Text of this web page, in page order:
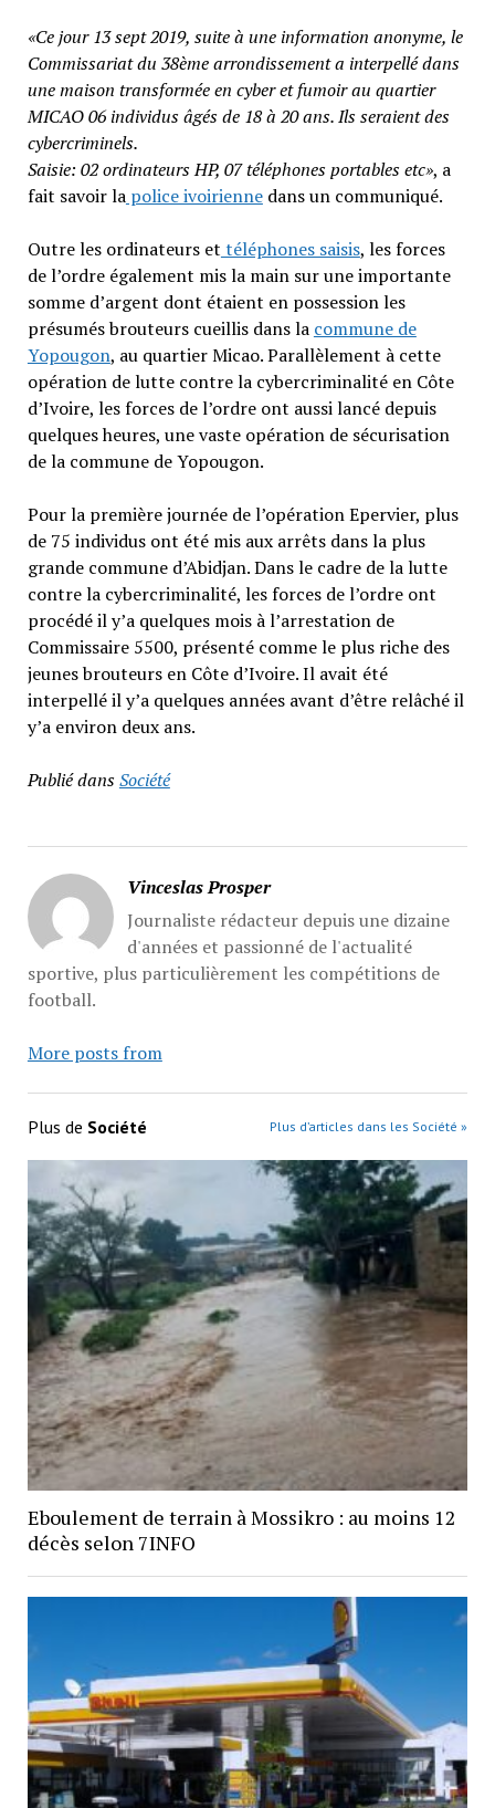
«Ce jour 13 sept 2019, suite à une information anonyme, le
Commissariat du 38ème arrondissement a interpellé dans
une maison transformée en cyber et fumoir au quartier
MICAO 06 individus âgés de 18 à 20 ans. Ils seraient des
cybercriminels.
Saisie: 02 ordinateurs HP, 07 téléphones portables etc», a
fait savoir lapolice ivoiriennedans un communiqué.
Outre les ordinateurs et téléphones saisis, les forces
de l’ordre également mis la main sur une importante
somme d’argent dont étaient en possession les
présumés brouteurs cueillis dans la commune de
Yopougon, au quartier Micao. Parallèlement à cette
opération de lutte contre la cybercriminalité en Côte
d’Ivoire, les forces de l’ordre ont aussi lancé depuis
quelques heures, une vaste opération de sécurisation
de la commune de Yopougon.
Pour la première journée de l’opération Epervier, plus
de 75 individus ont été mis aux arrêts dans la plus
grande commune d’Abidjan. Dans le cadre de la lutte
contre la cybercriminalité, les forces de l’ordre ont
procédé il y’a quelques mois à l’arrestation de
Commissaire 5500, présenté comme le plus riche des
jeunes brouteurs en Côte d’Ivoire. Il avait été
interpellé il y’a quelques années avant d’être relâché il
y’a environ deux ans.
Publié dansSociété
Vinceslas Prosper
Journaliste rédacteur depuis une dizaine
d'années et passionné de l'actualité
sportive, plus particulièrement les compétitions de
football.
More posts from
Plus de Société Plus d’articles dans les Société »
Eboulement de terrain à Mossikro : au moins 12
décès selon 7INFO